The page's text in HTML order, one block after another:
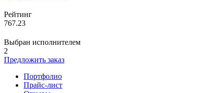
Рейтинг
767.23
Выбран исполнителем
2
Предложить заказ
Портфолио
Прайс-лист